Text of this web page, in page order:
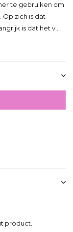
te gebruiken om
zich is dat
is dat het v...
product..